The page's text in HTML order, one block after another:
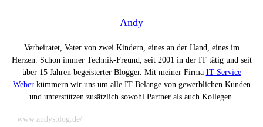
Andy
Verheiratet, Vater von zwei Kindern, eines an der Hand, eines im
Herzen. Schon immer Technik-Freund, seit 2001 in der IT tätig und seit
über 15 Jahren begeisterter Blogger. Mit meiner Firma IT-Service
Weberkümmern wir uns um alle IT-Belange von gewerblichen Kunden
und unterstützen zusätzlich sowohl Partner als auch Kollegen.
www.andysblog.de/